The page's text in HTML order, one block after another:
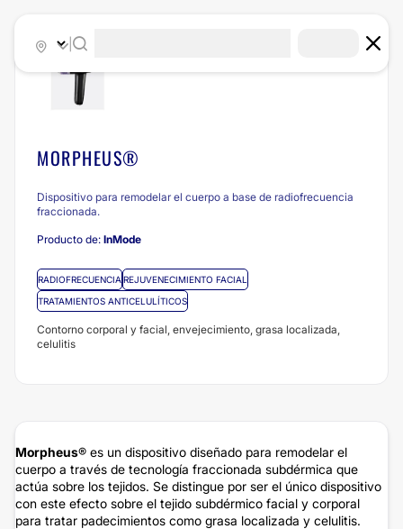
MORPHEUS®
Dispositivo para remodelar el cuerpo a base de radiofrecuencia
fraccionada.
Producto de: InMode
RADIOFRECUENCIA REJUVENECIMIENTO FACIAL
TRATAMIENTOS ANTICELULÍTICOS
Contorno corporal y facial, envejecimiento, grasa localizada,
celulitis
Morpheus® es un dispositivo diseñado para remodelar el
cuerpo a través de tecnología fraccionada subdérmica que
actúa sobre los tejidos. Se distingue por ser el único dispositivo
con este efecto sobre el tejido subdérmico facial y corporal
para tratar padecimientos como grasa localizada y celulitis.